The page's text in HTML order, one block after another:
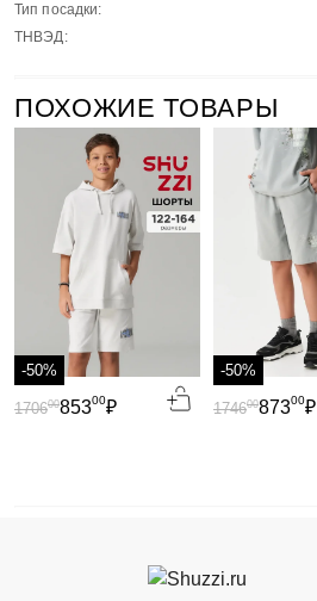
Тип посадки:
ТНВЭД:
ПОХОЖИЕ ТОВАРЫ
-50%
85300₽
170600
-50%
87300₽
174600